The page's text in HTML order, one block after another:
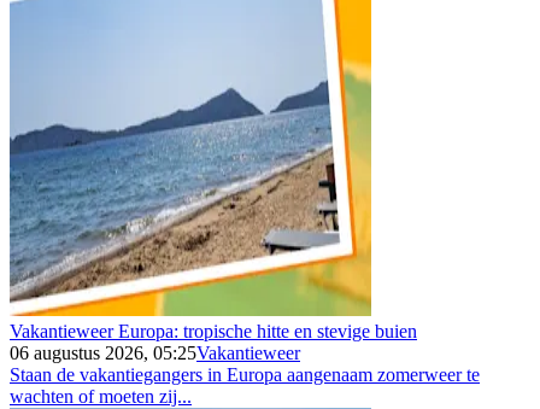
Vakantieweer Europa: tropische hitte en stevige buien
06 augustus 2026, 05:25Vakantieweer
Staan de vakantiegangers in Europa aangenaam zomerweer te
wachten of moeten zij...